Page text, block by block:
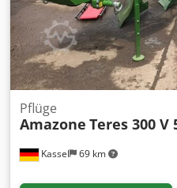
Kassel 69 km
Pflüge
Amazone Teres 300 V